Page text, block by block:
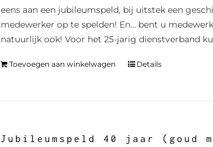
eens aan een jubileumspeld, bij uitstek een
medewerker op te spelden! En… bent u
natuurlijk ook! Voor het 25-jarig dienstverband
Toevoegen aan winkelwagen Details
Jubileumspeld 40 jaar